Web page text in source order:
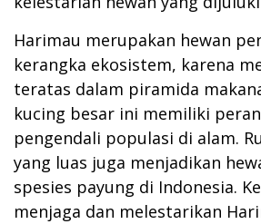
Harimau merupakan hewan
kerangka ekosistem, karena
teratas dalam piramida
kucing besar ini memiliki
pengendali populasi di alam.
yang luas juga menjadikan
spesies payung di Indonesia.
menjaga dan melestarikan